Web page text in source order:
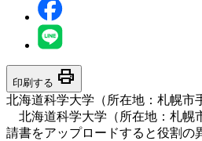
印刷する print
北海道科学大学（所在地：札幌市
北海道科学大学（所在地：札幌
請書をアップロードすると役割の